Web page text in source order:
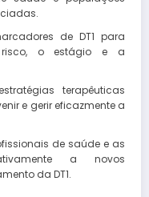
de DT1 para
o estágio e a
terapêuticas
e gerir eficazmente a
de saúde e as
a novos
da DT1.